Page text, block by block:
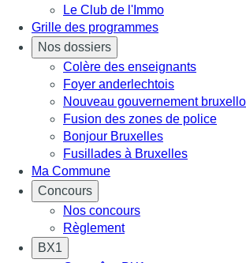
Le Club de l'Immo
Grille des programmes
Nos dossiers
Colère des enseignants
Foyer anderlechtois
Nouveau gouvernement
Fusion des zones de police
Bonjour Bruxelles
Fusillades à Bruxelles
Ma Commune
Concours
Nos concours
Règlement
BX1